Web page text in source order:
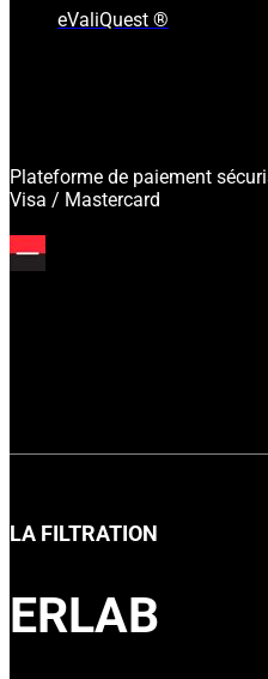
eValiQuest ®
Plateforme de paiement
Visa / Mastercard
LA FILTRATION
ERLAB